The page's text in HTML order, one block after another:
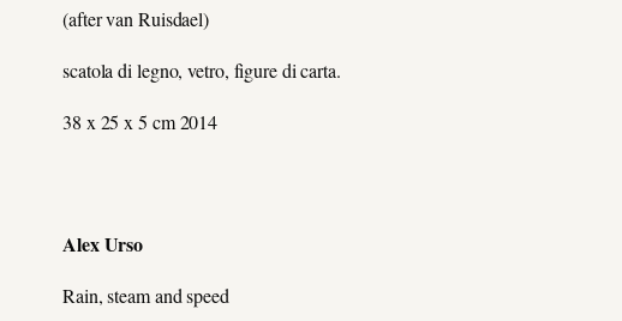
(after van Ruisdael)
scatola di legno, vetro, figure di carta.
38 x 25 x 5 cm 2014
Alex Urso
Rain, steam and speed